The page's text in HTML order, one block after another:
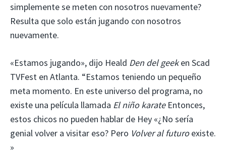
simplemente se meten con nosotros nuevamente?
Resulta que solo están jugando con nosotros
nuevamente.
«Estamos jugando», dijo Heald Den del geeken Scad
TVFest en Atlanta. “Estamos teniendo un pequeño
meta momento. En este universo del programa, no
existe una película llamada El niño karateEntonces,
estos chicos no pueden hablar de Hey «¿No sería
genial volver a visitar eso? Pero Volver al futuroexiste.
»